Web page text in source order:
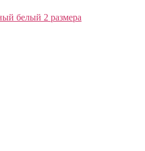
белый 2 размера